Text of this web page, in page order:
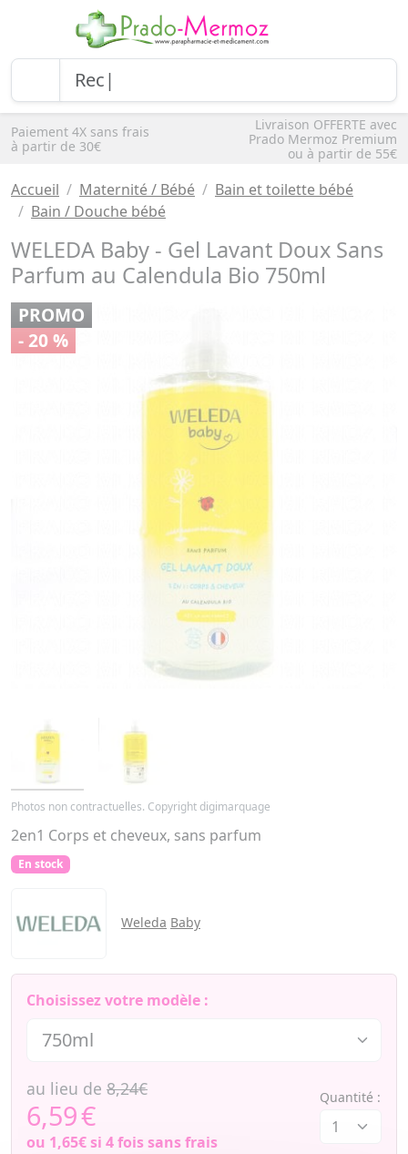
Paiement 4X sans frais
à partir de 30€
Livraison OFFERTE avec
Prado Mermoz Premium
ou à partir de 55€
Accueil Maternité / Bébé
Bain et toilette bébé
Bain / Douche bébé
WELEDA Baby - Gel Lavant Doux Sans
Parfum au Calendula Bio 750ml
PROMO
- 20 %
Photos non contractuelles. Copyright digimarquage
2en1 Corps et cheveux, sans parfum
En stock
Weleda Baby
Choisissez votre modèle :
au lieu de 8,24€
6,59€
ou 1,65€si 4 fois sans frais
Quantité :